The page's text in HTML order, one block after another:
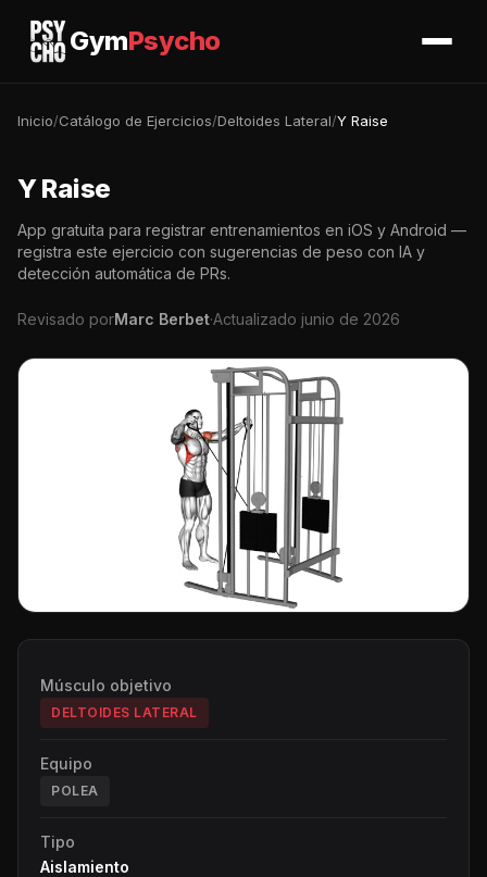
GymPsycho
Inicio/Catálogo de Ejercicios/Deltoides Lateral/Y Raise
Y Raise
App gratuita para registrar entrenamientos en iOS y Android —
registra este ejercicio con sugerencias de peso con IA y
detección automática de PRs.
Revisado porMarc Berbet·Actualizado junio de 2026
Músculo objetivo
DELTOIDES LATERAL
Equipo
POLEA
Tipo
Aislamiento